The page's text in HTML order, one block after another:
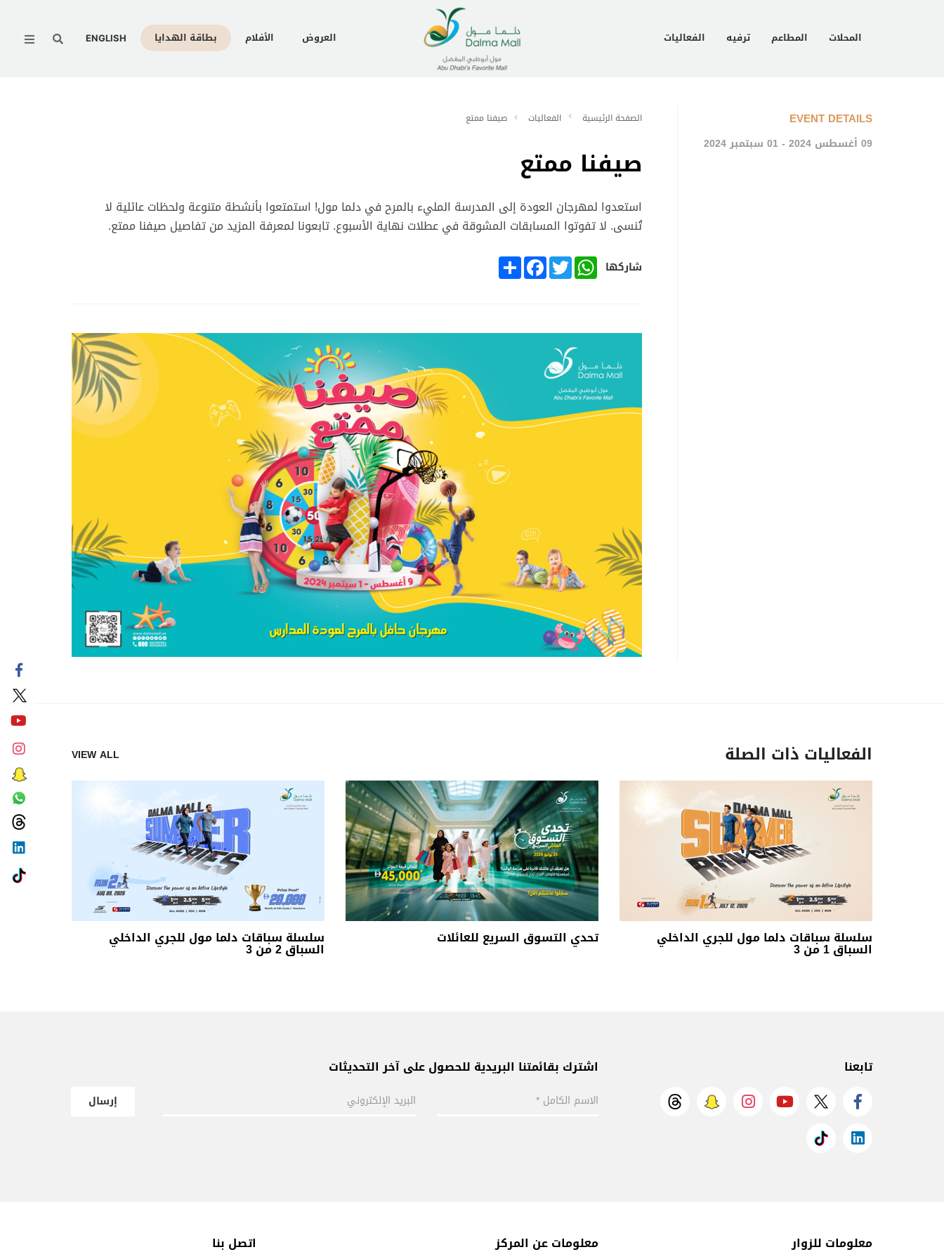
المحلات المطاعم ترفيه الفعاليات العروض الأفلام بطاقة الهدايا ENGLISH
Menu
EVENT DETAILS
09 أغسطس 2024 - 01 سبتمبر 2024
الصفحة الرئيسية الفعاليات صيفنا ممتع
صيفنا ممتع
استعدوا لمهرجان العودة إلى المدرسة المليء بالمرح في دلما مول! استمتعوا بأنشطة متنوعة ولحظات عائلية لا
تُنسى. لا تفوتوا المسابقات المشوقة في عطلات نهاية الأسبوع. تابعونا لمعرفة المزيد من تفاصيل صيفنا ممتع.
شاركها SHARE
FACEBOOKTWITTER
WHATSAPP
الفعاليات ذات الصلة VIEW ALL
سلسلة سباقات دلما مول للجري الداخلي
السباق 2 من 3
تحدي التسوق السريع للعائلات سلسلة سباقات دلما مول للجري الداخلي
السباق 1 من 3
تابعنا اشترك بقائمتنا البريدية للحصول على آخر التحديثات
إرسال
معلومات للزوار معلومات عن المركز اتصل بنا